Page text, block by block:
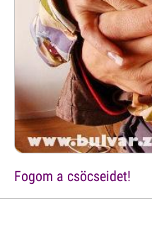
Fogom a csöcseidet!